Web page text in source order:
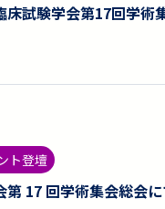
床試験学会第17回学術
ト登壇
第 17 回学術集会総会